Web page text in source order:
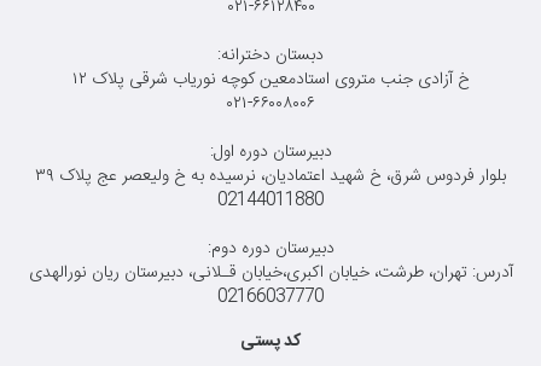
۰۲۱-۶۶۱۲۸۴۰۰
دبستان دخترانه:
خ آزادی جنب متروی استادمعین کوچه نوریاب شرقی پلاک ۱۲
۰۲۱-۶۶۰۰۸۰۰۶
دبیرستان دوره اول:
بلوار فردوس شرق، خ شهید اعتمادیان، نرسیده به خ ولیعصر عج پلاک ۳۹
02144011880
دبیرستان دوره دوم:
آدرس: تهران، طرشت، خیابان اکبری،خیابان قـلانی، دبیرستان ریان نورالهدی
02166037770
کد پستی